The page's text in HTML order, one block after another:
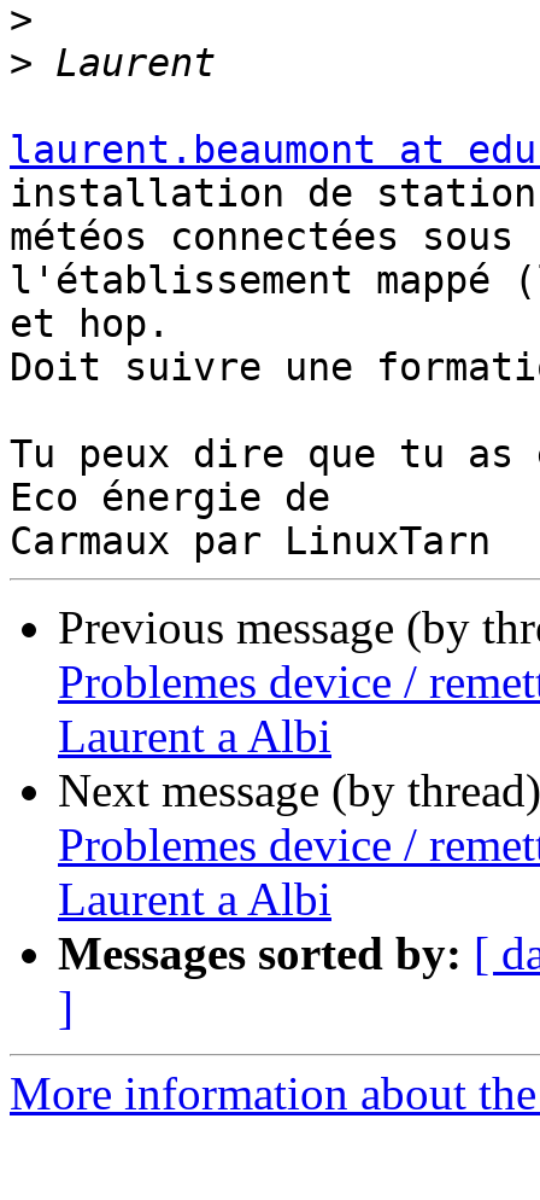
>
>
laurent.beaumont at
installation de
météos connectées
l'établissement
et hop.
Doit suivre une
Tu peux dire que tu as
Eco énergie de
Previous message (by
Problemes device /
Laurent a Albi
Next message (by
Problemes device /
Laurent a Albi
Messages sorted by: [
]
More information about